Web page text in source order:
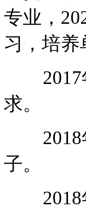
专业，
习，培
2017年
求。
2018年
子。
2018年